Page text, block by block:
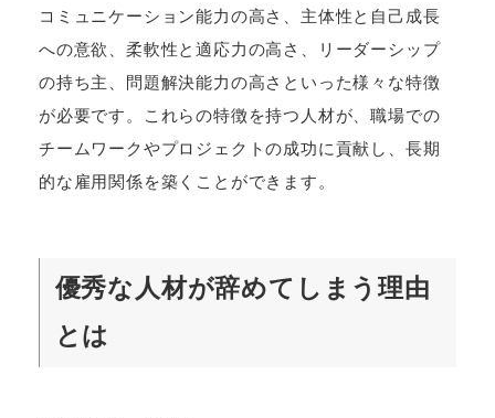
コミュニケーション能力の高さ、主体性と自己成長
への意欲、柔軟性と適応力の高さ、リーダーシップ
の持ち主、問題解決能力の高さといった様々な特徴
が必要です。これらの特徴を持つ人材が、職場での
チームワークやプロジェクトの成功に貢献し、長期
的な雇用関係を築くことができます。
優秀な人材が辞めてしまう理由
とは